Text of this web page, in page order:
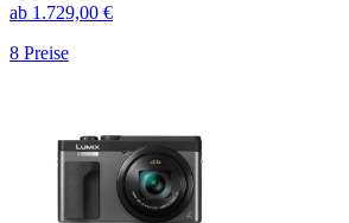
ab 1.729,00 €
8 Preise